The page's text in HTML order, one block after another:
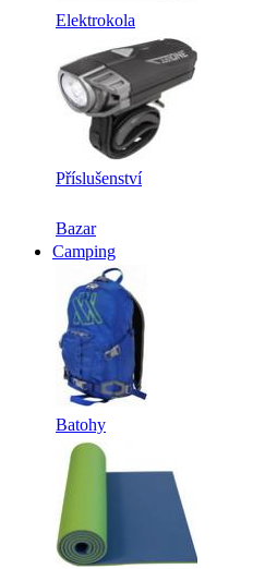
Elektrokola
Příslušenství
Bazar
Camping
Batohy